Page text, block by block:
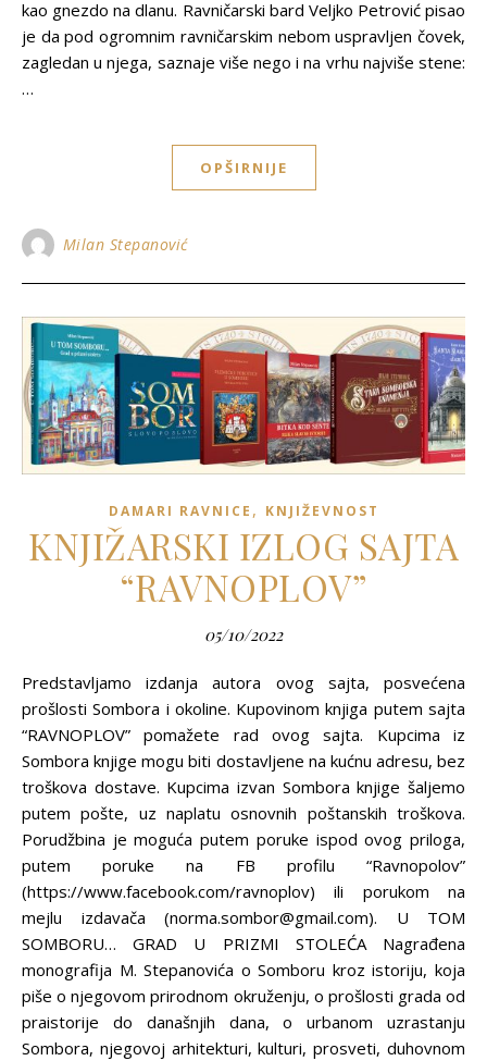
kao gnezdo na dlanu. Ravničarski bard Veljko Petrović pisao
je da pod ogromnim ravničarskim nebom uspravljen čovek,
zagledan u njega, saznaje više nego i na vrhu najviše stene:
…
OPŠIRNIJE
Milan Stepanović
DAMARI RAVNICE , KNJIŽEVNOST
KNJIŽARSKI IZLOG SAJTA
“RAVNOPLOV”
05/10/2022
Predstavljamo izdanja autora ovog sajta, posvećena
prošlosti Sombora i okoline. Kupovinom knjiga putem sajta
“RAVNOPLOV” pomažete rad ovog sajta. Kupcima iz
Sombora knjige mogu biti dostavljene na kućnu adresu, bez
troškova dostave. Kupcima izvan Sombora knjige šaljemo
putem pošte, uz naplatu osnovnih poštanskih troškova.
Porudžbina je moguća putem poruke ispod ovog priloga,
putem poruke na FB profilu “Ravnopolov”
(https://www.facebook.com/ravnoplov) ili porukom na
mejlu izdavača (norma.sombor@gmail.com). U TOM
SOMBORU… GRAD U PRIZMI STOLEĆA Nagrađena
monografija M. Stepanovića o Somboru kroz istoriju, koja
piše o njegovom prirodnom okruženju, o prošlosti grada od
praistorije do današnjih dana, o urbanom uzrastanju
Sombora, njegovoj arhitekturi, kulturi, prosveti, duhovnom